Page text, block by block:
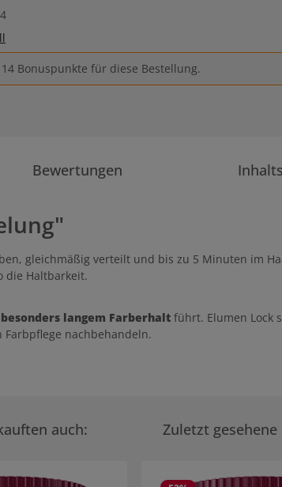
Bonuspunkte für diese Bestellung.
Bewertungen
gleichmäßig verteilt und bis zu 5 Minuten im
die Haltbarkeit.
besonders langem Farberhalt führt. Elumen Lock
nachbehandeln.
auch: Zuletzt